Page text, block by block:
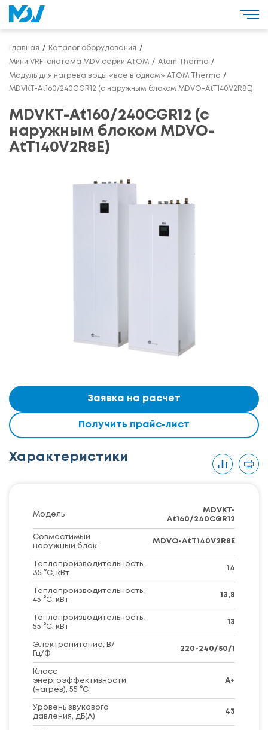
Главная Каталог оборудования
Мини VRF-система MDV серии ATOM Atom Thermo
Модуль для нагрева воды «все в одном» ATOM Thermo
MDVKT-At160/240CGR12 (с наружным блоком MDVO-AtT140V2R8E)
MDVKT-At160/240CGR12 (с
наружным блоком MDVO-
AtT140V2R8E)
Заявка на расчет
Получить прайс-лист
Характеристики
Модель
MDVKT-
At160/240CGR12
Совместимый
наружный блок
MDVO-AtT140V2R8E
Теплопроизводительность,
35 °C, кВт
14
Теплопроизводительность,
45 °C, кВт
13,8
Теплопроизводительность,
55 °C, кВт
13
Электропитание, В/
Гц/Ф
220-240/50/1
Класс
энергоэффективности
(нагрев), 55 °C
A+
Уровень звукового
давления, дБ(А)
43